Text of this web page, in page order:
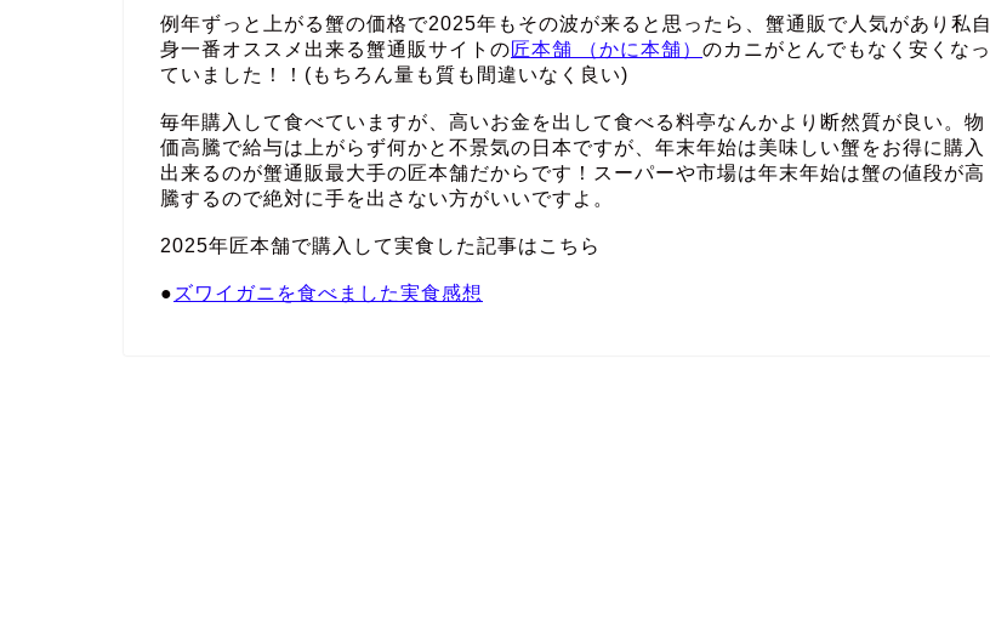
例年ずっと上がる蟹の価格で2025年もその波が来ると思ったら、蟹通販で人気があり私自
身一番オススメ出来る蟹通販サイトの匠本舗 （かに本舗） のカニがとんでもなく安くなっ
ていました！！(もちろん量も質も間違いなく良い)
毎年購入して食べていますが、高いお金を出して食べる料亭なんかより断然質が良い。物
価高騰で給与は上がらず何かと不景気の日本ですが、年末年始は美味しい蟹をお得に購入
出来るのが蟹通販最大手の匠本舗だからです！スーパーや市場は年末年始は蟹の値段が高
騰するので絶対に手を出さない方がいいですよ。
2025年匠本舗で購入して実食した記事はこちら
● ズワイガニを食べました実食感想